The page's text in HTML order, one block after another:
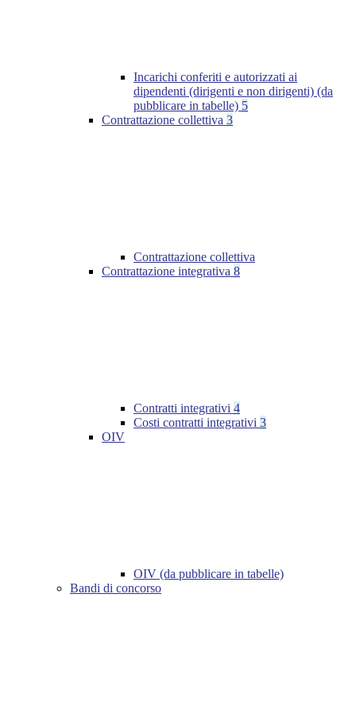
Incarichi conferiti e autorizzati ai
dipendenti (dirigenti e non dirigenti) (da
pubblicare in tabelle) 5
Contrattazione collettiva 3
Contrattazione collettiva
Contrattazione integrativa 8
Contratti integrativi 4
Costi contratti integrativi 3
OIV
OIV (da pubblicare in tabelle)
Bandi di concorso